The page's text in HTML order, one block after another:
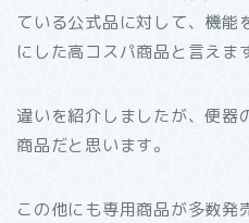
ている公式品に対して、機能
にした高コスパ商品と言えま
違いを紹介しましたが、便器
商品だと思います。
この他にも専用商品が多数発